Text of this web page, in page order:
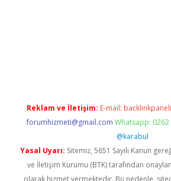
Reklam ve İletişim: E-mail:
forumhizmeti@gmail.com Whatsapp: 0262
@karabul
Yasal Uyarı: Sitemiz, 5651 Sayılı Kanun
ve İletişim Kurumu (BTK) tarafından
olarak hizmet vermektedir. Bu nedenle,